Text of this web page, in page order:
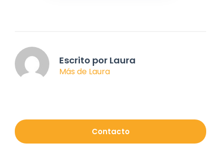
Escrito por Laura
Más de Laura
Contacto